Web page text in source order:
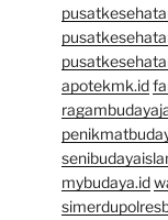
apotekmk.id
mybudaya.id